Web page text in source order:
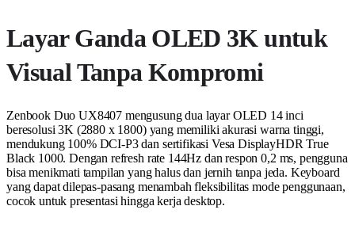
Layar Ganda OLED 3K untuk
Visual Tanpa Kompromi
Zenbook Duo UX8407 mengusung dua layar OLED 14 inci
beresolusi 3K (2880 x 1800) yang memiliki akurasi warna tinggi,
mendukung 100% DCI-P3 dan sertifikasi Vesa DisplayHDR True
Black 1000. Dengan refresh rate 144Hz dan respon 0,2 ms, pengguna
bisa menikmati tampilan yang halus dan jernih tanpa jeda. Keyboard
yang dapat dilepas-pasang menambah fleksibilitas mode penggunaan,
cocok untuk presentasi hingga kerja desktop.